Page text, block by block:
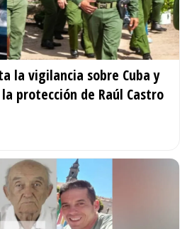
la vigilancia sobre Cuba y
protección de Raúl Castro